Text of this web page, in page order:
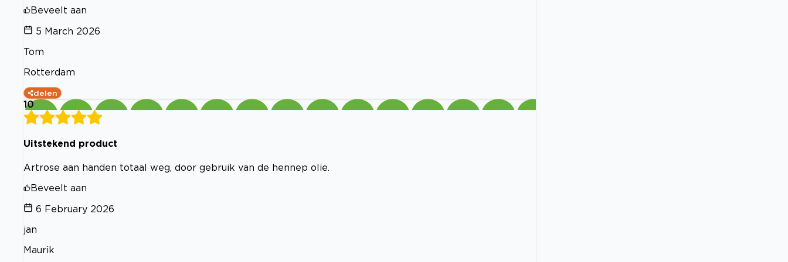
Beveelt aan
5 March 2026
Tom
Rotterdam
delen
10
Uitstekend product
Artrose aan handen totaal weg, door gebruik van de hennep olie.
Beveelt aan
6 February 2026
jan
Maurik